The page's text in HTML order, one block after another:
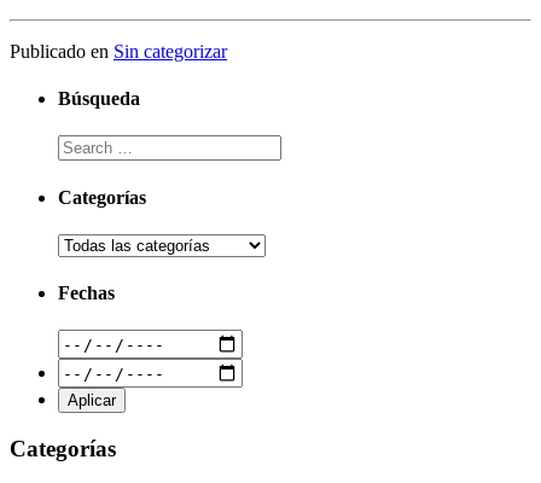
Publicado en Sin categorizar
Búsqueda
Categorías
Fechas
Categorías